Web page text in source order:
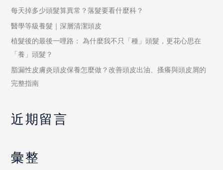
每天掉多少頭髮算異常？落髮要看什麼科？
醫學等級養髮｜深層清潔頭皮
植髮後的最後一哩路： 為什麼我不只「種」頭髮，更花心思在
「養」頭髮？
脂漏性皮膚炎頭皮保養怎麼做？改善頭皮出油、搔癢與頭皮屑的
完整指南
近期留言
彙整